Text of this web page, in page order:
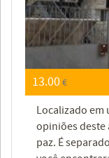
13.00€
Localizado em
opiniões deste
paz. É